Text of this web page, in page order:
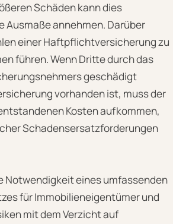
Schäden kann dies
Ausmaße annehmen. Darüber
einer Haftpflichtversicherung zu
führen. Wenn Dritte durch das
geschädigt
vorhanden ist, muss der
Kosten aufkommen,
Schadensersatzforderungen
Notwendigkeit eines umfassenden
für Immobilieneigentümer und
mit dem Verzicht auf